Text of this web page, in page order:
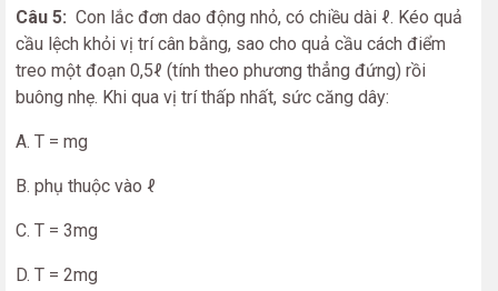
Câu 5: Con lắc đơn dao động nhỏ, có chiều dài ℓ. Kéo quả
cầu lệch khỏi vị trí cân bằng, sao cho quả cầu cách điểm
treo một đoạn 0,5ℓ (tính theo phương thẳng đứng) rồi
buông nhẹ. Khi qua vị trí thấp nhất, sức căng dây:
A. T = mg
B. phụ thuộc vào ℓ
C. T = 3mg
D. T = 2mg